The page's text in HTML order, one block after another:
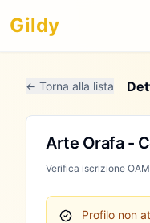
Gildy
← Torna alla lista
Arte Orafa -
Verifica iscrizione OAM
Profilo non